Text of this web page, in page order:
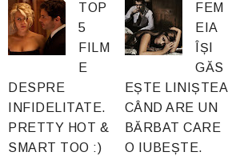
TOP
5
FILM
E
DESPRE
INFIDELITATE.
PRETTY HOT &
SMART TOO :)
FEM
EIA
ÎȘI
GĂS
EȘTE LINIȘTEA
CÂND ARE UN
BĂRBAT CARE
O IUBEȘTE.